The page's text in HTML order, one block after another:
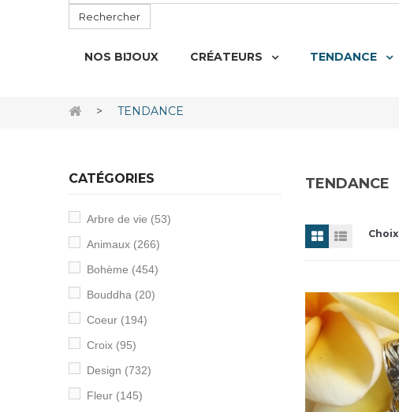
Rechercher
NOS BIJOUX CRÉATEURS TENDANCE
> TENDANCE
CATÉGORIES
Arbre de vie (53)
Animaux (266)
Bohème (454)
Bouddha (20)
Coeur (194)
Croix (95)
Design (732)
Fleur (145)
TENDANCE
Choix